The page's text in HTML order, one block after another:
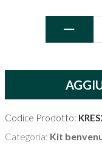
Codice Prodotto:
Categoria: Kit